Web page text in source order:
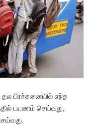
பிரச்சனையில் எந்த
பயணம் செய்வது,